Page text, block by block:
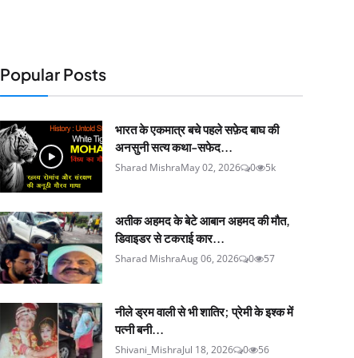
Popular Posts
भारत के एकमात्र बचे पहले सफ़ेद बाघ की
अनसुनी सत्य कथा-सफेद...
Sharad MishraMay 02, 2026 0 5k
अतीक अहमद के बेटे आबान अहमद की मौत,
डिवाइडर से टकराई कार...
Sharad MishraAug 06, 2026 0 57
नीले ड्रम वाली से भी शातिर; प्रेमी के इश्‍क में
पत्नी बनी...
Shivani_MishraJul 18, 2026 0 56